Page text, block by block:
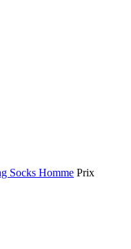
Socks Homme Prix